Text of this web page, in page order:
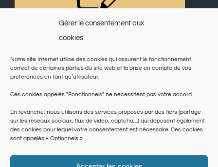
Gérer le consentement aux
cookies
Notre site Internet utilise des cookies qui assurent le fonctionnement
correct de certaines parties du site web et la prise en compte de vos
préférences en tant qu’utilisateur.
Ces cookies appelés "Fonctionnels" ne nécessitent pas votre accord.
En revanche, nous utilisons des services proposés par des tiers (partage
sur les réseaux sociaux, flux de vidéo, captcha,...) qui déposent également
des cookies pour lequel votre consentement est nécessaire. Ces cookies
sont appelés « Optionnels ».